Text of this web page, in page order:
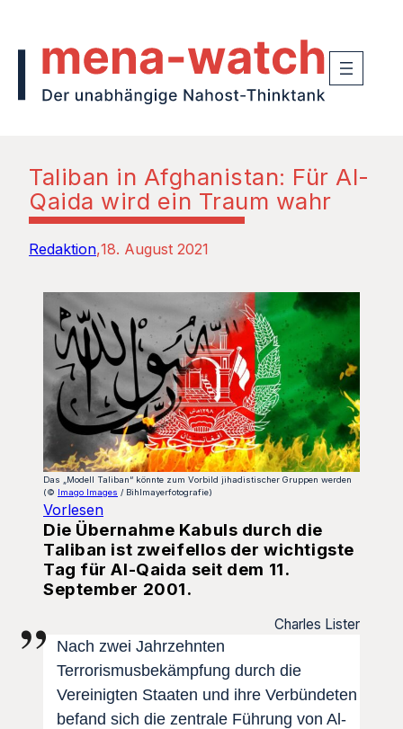
Taliban in Afghanistan: Für Al-
Qaida wird ein Traum wahr
Redaktion 18. August 2021
Das „Modell Taliban“ könnte zum Vorbild jihadistischer Gruppen werden
(© Imago Images / Bihlmayerfotografie)
Vorlesen
Die Übernahme Kabuls durch die
Taliban ist zweifellos der wichtigste
Tag für Al-Qaida seit dem 11.
September 2001.
Charles Lister
Nach zwei Jahrzehnten
Terrorismusbekämpfung durch die
Vereinigten Staaten und ihre Verbündeten
befand sich die zentrale Führung von Al-